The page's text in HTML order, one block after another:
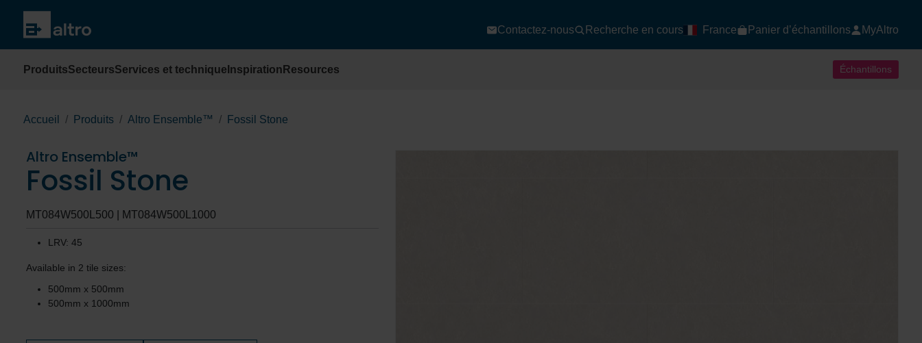
Contactez-nous Recherche en cours France Panier d’échantillons MyAltro
ProduitsSecteursServices et technique Inspiration Resources Échantillons
Accueil Produits Altro Ensemble™ Fossil Stone
Altro Ensemble™
Fossil Stone
MT084W500L500 | MT084W500L1000
LRV: 45
Available in 2 tile sizes:
500mm x 500mm
500mm x 1000mm